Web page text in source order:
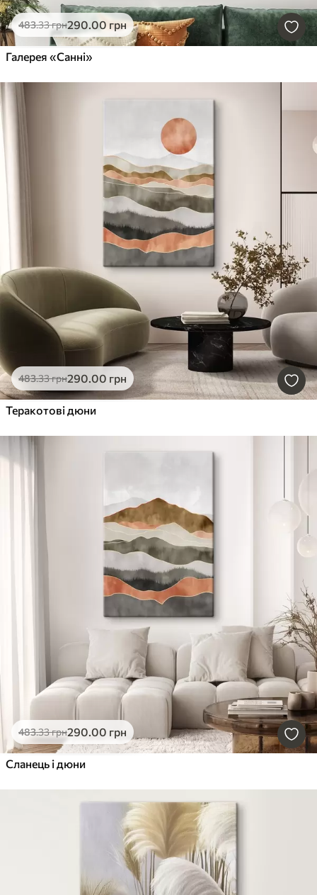
483.33грн290.00 грн
Галерея «Санні»
483.33грн290.00 грн
Теракотові дюни
483.33грн290.00 грн
Сланець і дюни